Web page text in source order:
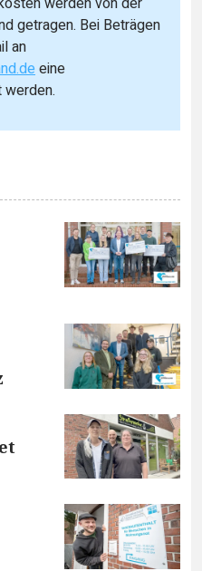
getragen. Bei Beträgen
an
eine
werden.